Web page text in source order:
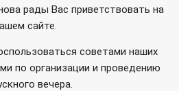
рады Вас приветствовать на
сайте.
советами наших
по организации и проведению
вечера.